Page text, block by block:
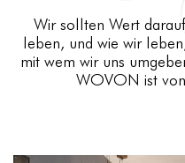
Wir sollten Wert
leben, und wie wir
mit wem wir uns
WOVON ist